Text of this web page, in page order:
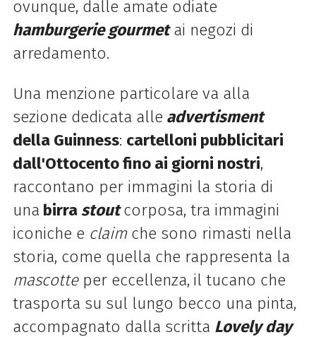
ovunque, dalle amate odiate
hamburgerie gourmetai negozi di
arredamento.
Una menzione particolare va alla
sezione dedicata alle advertisment
della Guinness: cartelloni pubblicitari
dall'Ottocento fino ai giorni nostri,
raccontano per immagini la storia di
una birrastout corposa, tra immagini
iconiche e claimche sono rimasti nella
storia, come quella che rappresenta la
mascotteper eccellenza, il tucano che
trasporta su sul lungo becco una pinta,
accompagnato dalla scritta Lovely day